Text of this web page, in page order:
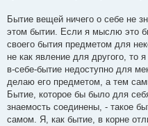
Бытие вещей ничего о себе не
этом бытии. Если я мыслю это
своего бытия предметом для
не как явление для другого, то
в-себе-бытие недоступно для
делаю его предметом, а тем
Бытие, которое бы было для
знаемость соединены, - такое
самом. Я, как бытие, в корне